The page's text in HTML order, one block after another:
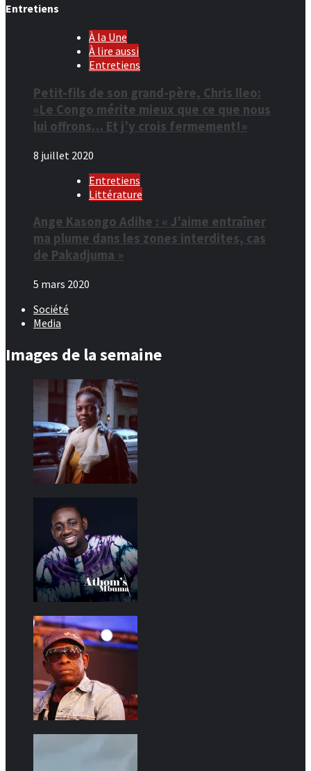
Entretiens
À la Une
À lire aussi
Entretiens
Petit-fils de son grand-père, Chris Ileo:
«Le Congo mérite mieux que ce que nous
lui offrons… Et j’y crois fermement!»
8 juillet 2020
Entretiens
Littérature
Ange Kasongo Adihe : « J’aime entraîner
ma plume dans les zones interdites, cas
de Pakadjuma »
5 mars 2020
Société
Media
Images de la semaine